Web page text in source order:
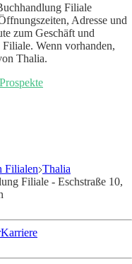
Filiale
Adresse und
zum Geschäft und
Filiale. Wenn vorhanden,
Thalia.
Filialen Thalia
Filiale - Eschstraße 10,
Karriere